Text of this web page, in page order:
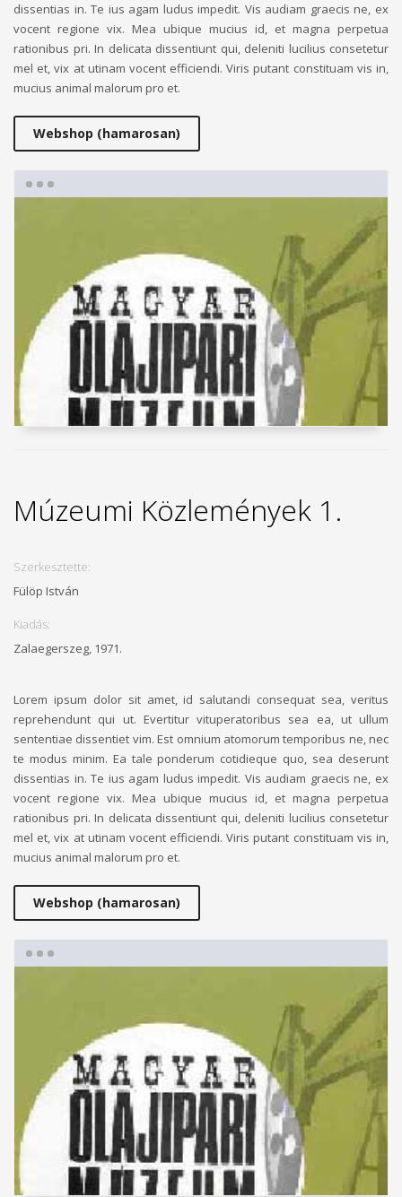
dissentias in. Te ius agam ludus impedit. Vis audiam graecis ne, ex
vocent regione vix. Mea ubique mucius id, et magna perpetua
rationibus pri. In delicata dissentiunt qui, deleniti lucilius consetetur
mel et, vix at utinam vocent efficiendi. Viris putant constituam vis in,
mucius animal malorum pro et.
Webshop (hamarosan)
Múzeumi Közlemények 1.
Szerkesztette:
Fülöp István
Kiadás:
Zalaegerszeg, 1971.
Lorem ipsum dolor sit amet, id salutandi consequat sea, veritus
reprehendunt qui ut. Evertitur vituperatoribus sea ea, ut ullum
sententiae dissentiet vim. Est omnium atomorum temporibus ne, nec
te modus minim. Ea tale ponderum cotidieque quo, sea deserunt
dissentias in. Te ius agam ludus impedit. Vis audiam graecis ne, ex
vocent regione vix. Mea ubique mucius id, et magna perpetua
rationibus pri. In delicata dissentiunt qui, deleniti lucilius consetetur
mel et, vix at utinam vocent efficiendi. Viris putant constituam vis in,
mucius animal malorum pro et.
Webshop (hamarosan)